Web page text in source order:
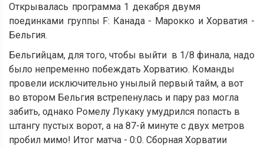
Открывалась программа 1 декабря двумя
поединками группы F: Канада - Марокко и Хорватия -
Бельгия.
Бельгийцам, для того, чтобы выйти в 1/8 финала, надо
было непременно побеждать Хорватию. Команды
провели исключительно унылый первый тайм, а вот
во втором Бельгия встрепенулась и пару раз могла
забить, однако Ромелу Лукаку умудрился попасть в
штангу пустых ворот, а на 87-й минуте с двух метров
пробил мимо! Итог матча - 0:0. Сборная Хорватии